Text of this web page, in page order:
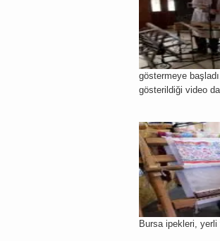
göstermeye
gösterildiği video
Bursa ipekleri,